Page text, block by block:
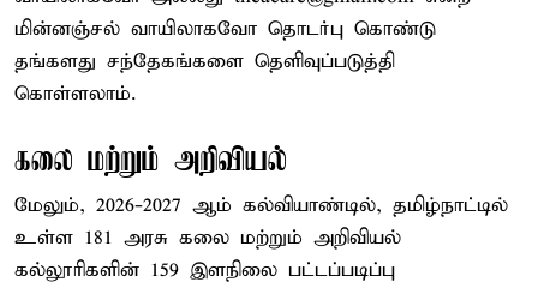
மின்னஞ்சல் வாயிலாகவோ தொடர்பு கொண்டு
தங்களது சந்தேகங்களை தெளிவுப்படுத்தி
கொள்ளலாம்.
கலை மற்றும் அறிவியல்
மேலும், 2026-2027 ஆம் கல்வியாண்டில், தமிழ்நாட்டில்
உள்ள 181 அரசு கலை மற்றும் அறிவியல்
கல்லூரிகளின் 159 இளநிலை பட்டப்படிப்பு